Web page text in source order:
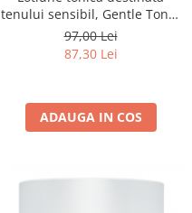
tenului sensibil, Gentle Toner
- 120ml
97,00 Lei
87,30 Lei
ADAUGA IN COS